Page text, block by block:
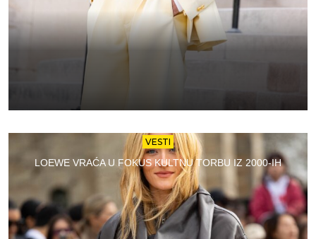
VESTI
LOEWE VRAĆA U FOKUS KULTNU TORBU IZ 2000-IH